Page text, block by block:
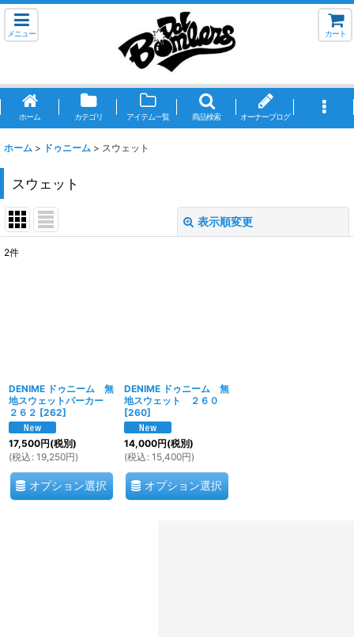
メニュー カート
ホーム カテゴリ アイテム一覧 商品検索 オーナーブログ
ホーム > ドゥニーム > スウェット
スウェット
表示順変更
2件
DENIME ドゥニーム 無
地スウェットパーカー
２６２ [262]
17,500円(税別)
(税込 : 19,250円)
オプション選択
DENIME ドゥニーム 無
地スウェット ２６０
[260]
14,000円(税別)
(税込 : 15,400円)
オプション選択